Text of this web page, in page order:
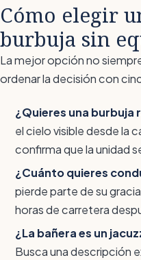
Cómo elegir
burbuja sin
La mejor opción no
ordenar la decisión con
¿Quieres una burbuja
el cielo visible desde la
confirma que la unidad
¿Cuánto quieres
pierde parte de su
horas de carretera
¿La bañera es un
Busca una descripción